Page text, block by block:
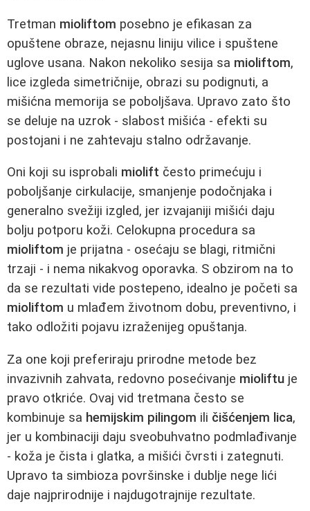
Tretman mioliftom posebno je efikasan za
opuštene obraze, nejasnu liniju vilice i spuštene
uglove usana. Nakon nekoliko sesija sa mioliftom,
lice izgleda simetričnije, obrazi su podignuti, a
mišićna memorija se poboljšava. Upravo zato što
se deluje na uzrok - slabost mišića - efekti su
postojani i ne zahtevaju stalno održavanje.
Oni koji su isprobali miolift često primećuju i
poboljšanje cirkulacije, smanjenje podočnjaka i
generalno svežiji izgled, jer izvajaniji mišići daju
bolju potporu koži. Celokupna procedura sa
mioliftom je prijatna - osećaju se blagi, ritmični
trzaji - i nema nikakvog oporavka. S obzirom na to
da se rezultati vide postepeno, idealno je početi sa
mioliftom u mlađem životnom dobu, preventivno, i
tako odložiti pojavu izraženijeg opuštanja.
Za one koji preferiraju prirodne metode bez
invazivnih zahvata, redovno posećivanje mioliftu je
pravo otkriće. Ovaj vid tretmana često se
kombinuje sa hemijskim pilingom ili čišćenjem lica,
jer u kombinaciji daju sveobuhvatno podmlađivanje
- koža je čista i glatka, a mišići čvrsti i zategnuti.
Upravo ta simbioza površinske i dublje nege lići
daje najprirodnije i najdugotrajnije rezultate.